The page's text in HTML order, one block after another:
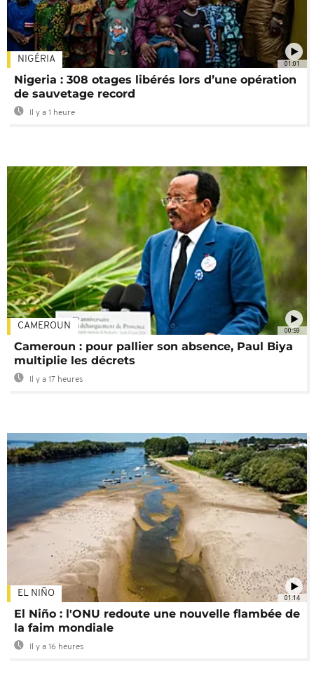
01:01
NIGÉRIA
Nigeria : 308 otages libérés lors d’une opération
de sauvetage record
Il y a 1 heure
00:59
CAMEROUN
Cameroun : pour pallier son absence, Paul Biya
multiplie les décrets
Il y a 17 heures
01:14
EL NIÑO
El Niño : l'ONU redoute une nouvelle flambée de
la faim mondiale
Il y a 16 heures